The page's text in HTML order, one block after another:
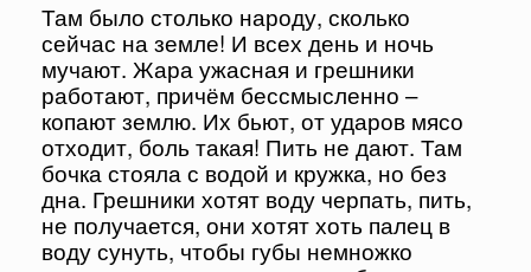
Там было столько народу, сколько
сейчас на земле! И всех день и ночь
мучают. Жара ужасная и грешники
работают, причём бессмысленно –
копают землю. Их бьют, от ударов мясо
отходит, боль такая! Пить не дают. Там
бочка стояла с водой и кружка, но без
дна. Грешники хотят воду черпать, пить,
не получается, они хотят хоть палец в
воду сунуть, чтобы губы немножко